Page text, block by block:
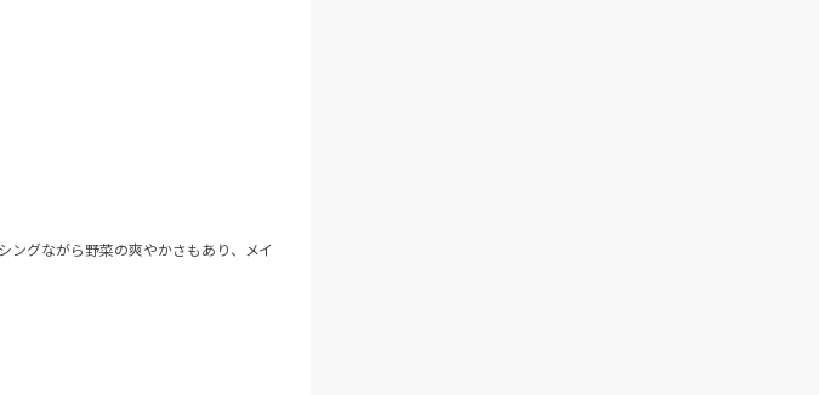
ングながら野菜の爽やかさもあり、メイ